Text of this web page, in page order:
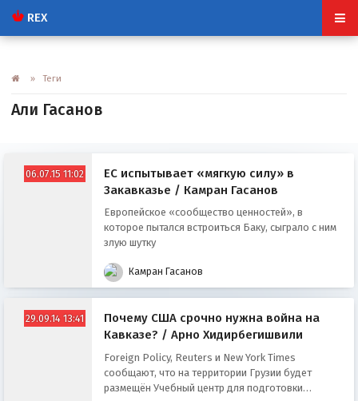
REX
» Теги
Али Гасанов
06.07.15 11:02
ЕС испытывает «мягкую силу» в
Закавказье / Камран Гасанов
Европейское «сообщество ценностей», в
которое пытался встроиться Баку, сыграло с ним
злую шутку
Камран Гасанов
29.09.14 13:41
Почему США срочно нужна война на
Кавказе? / Арно Хидирбегишвили
Foreign Policy, Reuters и New York Times
сообщают, что на территории Грузии будет
размещён Учебный центр для подготовки